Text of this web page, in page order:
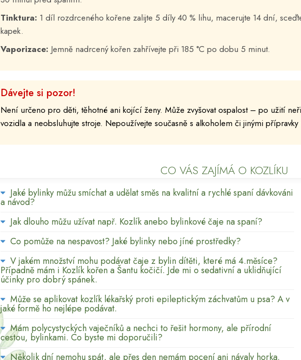
Tinktura: 1 díl rozdrceného kořene zalijte 5 díly 40 % lihu, macerujte 14 dní,
kapek.
Vaporizace: Jemně nadrcený kořen zahřívejte při 185 °C po dobu 5 minut.
Dávejte si pozor!
Není určeno pro děti, těhotné ani kojící ženy. Může zvyšovat ospalost – po užití
vozidla a neobsluhujte stroje. Nepoužívejte současně s alkoholem či jinými
CO VÁS ZAJÍMÁ O KOZLÍKU
Jaké bylinky můžu smíchat a udělat směs na kvalitní a rychlé spaní dávkováni
a návod?
Jak dlouho můžu užívat např. Kozlík anebo bylinkové čaje na spaní?
Co pomůže na nespavost? Jaké bylinky nebo jíné prostředky?
V jakém množství mohu podávat čaje z bylin dítěti, které má 4.měsíce?
Případně mám i Kozlík kořen a Šantu kočičí. Jde mi o sedativní a uklidňující
účinky pro dobrý spánek.
Může se aplikovat kozlík lékařský proti epileptickým záchvatům u psa? A v
jaké formě ho nejlépe podávat.
Mám polycystyckých vaječníků a nechci to řešit hormony, ale přírodní
cestou, bylinkami. Co byste mi doporučili?
Několik dní nemohu spát, ale přes den nemám pocení ani návaly horka.